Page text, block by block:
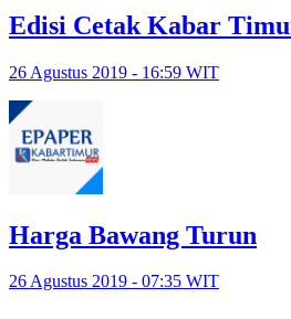
Edisi Cetak Kabar
26 Agustus 2019 - 16:59 WIT
Harga Bawang Turun
26 Agustus 2019 - 07:35 WIT